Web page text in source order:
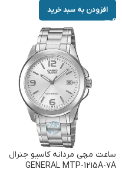
افزودن به سبد خرید
ساعت مچی مردانه کاسیو جنرال
GENERAL MTP-1215A-7A